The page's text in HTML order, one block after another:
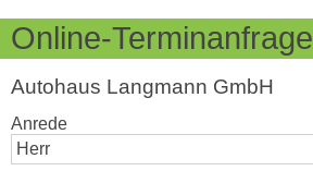
Online-Terminanfrage
Autohaus Langmann GmbH
Anrede
Herr